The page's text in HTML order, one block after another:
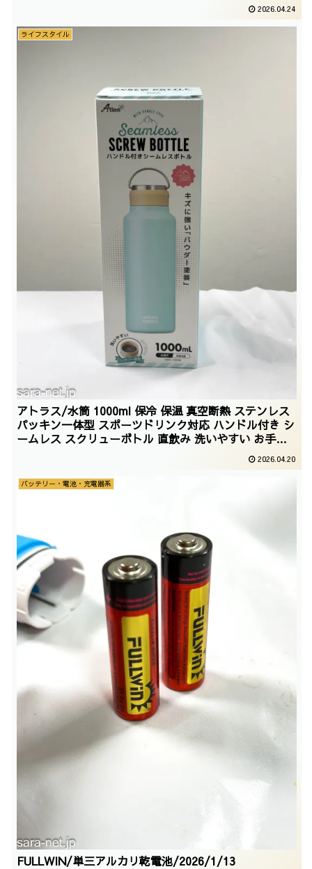
2026.04.24
ライフスタイル
アトラス/水筒 1000ml 保冷 保温 真空断熱 ステンレス
パッキン一体型 スポーツドリンク対応 ハンドル付き シ
ームレス スクリューボトル 直飲み 洗いやすい お手入
れ楽 アウトドア WENS ウェンズ ブルー 白湯 AWSL-
2026.04.20
バッテリー・電池・充電器系
FULLWIN/単三アルカリ乾電池/2026/1/13